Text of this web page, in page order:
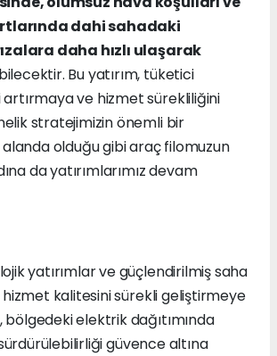
dahi sahadaki
daha hızlı ulaşarak
Bu yatırım, tüketici
ve hizmet sürekliliğini
stratejimizin önemli bir
alanda olduğu gibi araç filomuzun
da yatırımlarımız devam
yatırımlar ve güçlendirilmiş saha
kalitesini sürekli geliştirmeye
elektrik dağıtımında
güvence altına